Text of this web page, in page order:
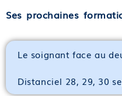
Ses prochaines
Le soignant face au
Distanciel 28, 29, 30